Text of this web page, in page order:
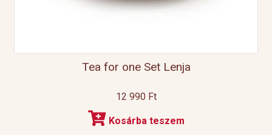
Tea for one Set Lenja
12 990 Ft
Kosárba teszem